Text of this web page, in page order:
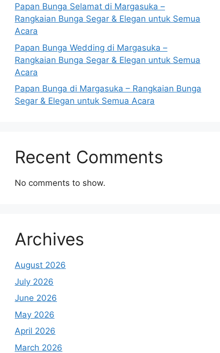
Papan Bunga Selamat di Margasuka –
Rangkaian Bunga Segar & Elegan untuk Semua
Acara
Papan Bunga Wedding di Margasuka –
Rangkaian Bunga Segar & Elegan untuk Semua
Acara
Papan Bunga di Margasuka – Rangkaian Bunga
Segar & Elegan untuk Semua Acara
Recent Comments
No comments to show.
Archives
August 2026
July 2026
June 2026
May 2026
April 2026
March 2026